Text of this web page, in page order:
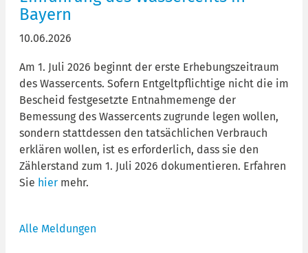
Bayern
10.06.2026
Am 1. Juli 2026 beginnt der erste Erhebungszeitraum
des Wassercents. Sofern Entgeltpflichtige nicht die im
Bescheid festgesetzte Entnahmemenge der
Bemessung des Wassercents zugrunde legen wollen,
sondern stattdessen den tatsächlichen Verbrauch
erklären wollen, ist es erforderlich, dass sie den
Zählerstand zum 1. Juli 2026 dokumentieren. Erfahren
Sie hier mehr.
Alle Meldungen